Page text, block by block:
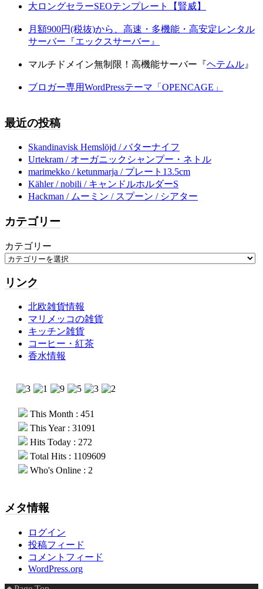
大ロングセラーSEOテンプレート【賢威】
月額900円(税抜)から、高速・多機能・高安定レンタル
サーバー『エックスサーバー』
マルチドメイン無制限！高機能サーバー『ヘテムル 』
ブロガー専用WordPressテーマ「OPENCAGE」
最近の投稿
Skandinavisk Hemslöjd / バターナイフ
Urtekram / オーガニックシャンプー・ネトル
marimekko / ketunmarja / プレート13.5cm
Kähler / nobili / キャンドルホルダーS
Hackman / ムーミン / スプーン / シアター
カテゴリー
カテゴリー
リンク
北欧雑貨情報
マリメッコの雑貨
キッチン雑貨
コーヒー・紅茶
香水情報
This Month : 451
This Year : 31091
Hits Today : 272
Total Hits : 1109609
Who's Online : 2
メタ情報
ログイン
投稿フィード
コメントフィード
WordPress.org